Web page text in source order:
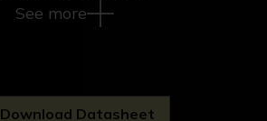
See more
Download Datasheet